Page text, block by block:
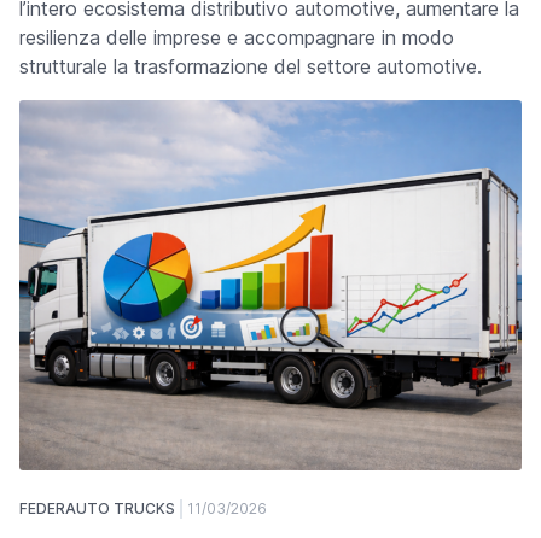
l’intero ecosistema distributivo automotive, aumentare la
resilienza delle imprese e accompagnare in modo
strutturale la trasformazione del settore automotive.
FEDERAUTO TRUCKS 11/03/2026